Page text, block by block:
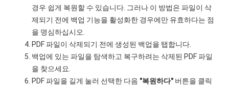
경우 쉽게 복원할 수 있습니다. 그러나 이 방법은 파일이 삭
제되기 전에 백업 기능을 활성화한 경우에만 유효하다는 점
을 명심하십시오.
PDF 파일이 삭제되기 전에 생성된 백업을 탭합니다.
백업에 있는 파일을 탐색하고 복구하려는 삭제된 PDF 파일
을 찾으세요.
PDF 파일을 길게 눌러 선택한 다음 "복원하다" 버튼을 클릭